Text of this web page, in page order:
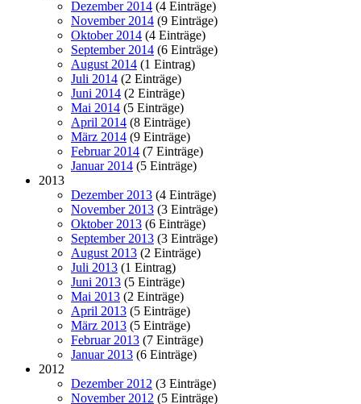
Dezember 2014 (4 Einträge)
November 2014 (9 Einträge)
Oktober 2014 (4 Einträge)
September 2014 (6 Einträge)
August 2014 (1 Eintrag)
Juli 2014 (2 Einträge)
Juni 2014 (2 Einträge)
Mai 2014 (5 Einträge)
April 2014 (8 Einträge)
März 2014 (9 Einträge)
Februar 2014 (7 Einträge)
Januar 2014 (5 Einträge)
2013
Dezember 2013 (4 Einträge)
November 2013 (3 Einträge)
Oktober 2013 (6 Einträge)
September 2013 (3 Einträge)
August 2013 (2 Einträge)
Juli 2013 (1 Eintrag)
Juni 2013 (5 Einträge)
Mai 2013 (2 Einträge)
April 2013 (5 Einträge)
März 2013 (5 Einträge)
Februar 2013 (7 Einträge)
Januar 2013 (6 Einträge)
2012
Dezember 2012 (3 Einträge)
November 2012 (5 Einträge)